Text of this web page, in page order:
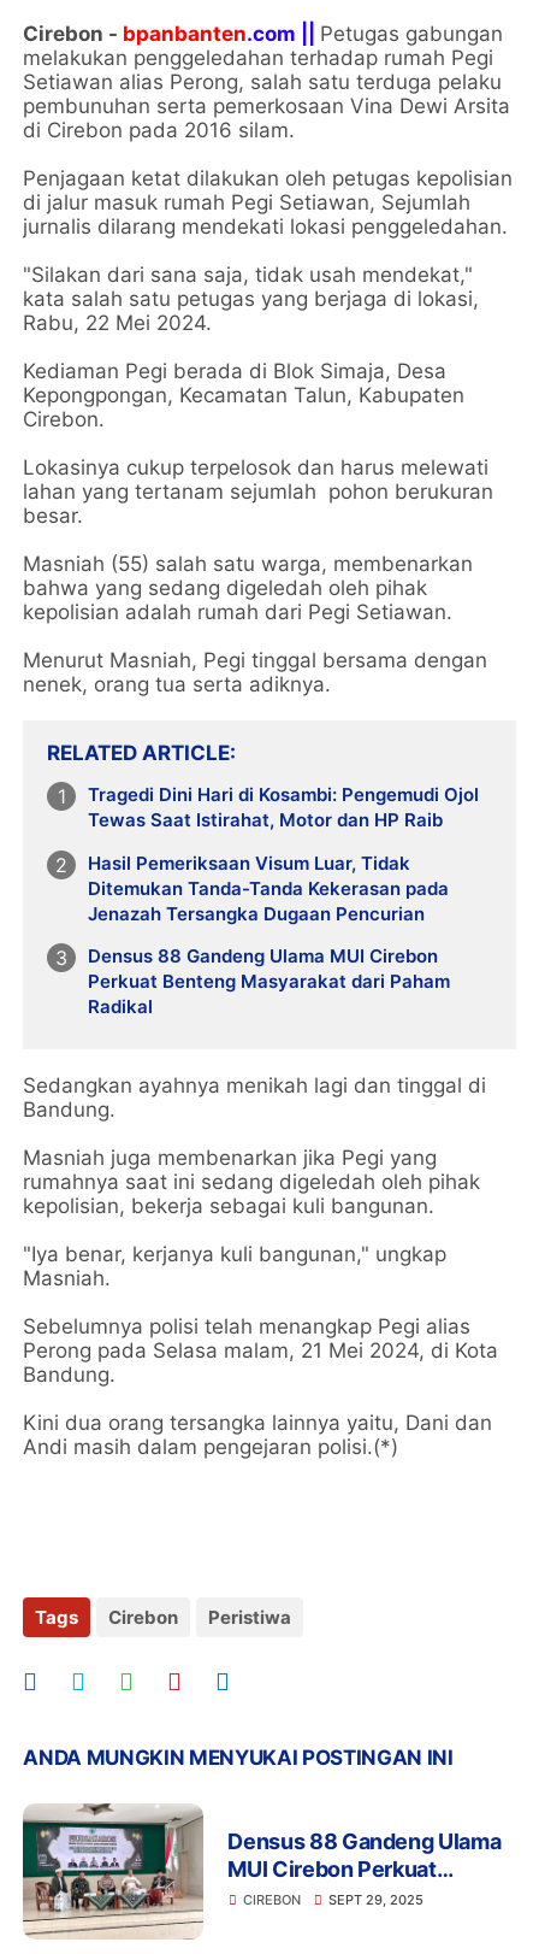
Cirebon - bpanbanten.com || Petugas gabungan
melakukan penggeledahan terhadap rumah Pegi
Setiawan alias Perong, salah satu terduga pelaku
pembunuhan serta pemerkosaan Vina Dewi Arsita
di Cirebon pada 2016 silam.
Penjagaan ketat dilakukan oleh petugas kepolisian
di jalur masuk rumah Pegi Setiawan, Sejumlah
jurnalis dilarang mendekati lokasi penggeledahan.
"Silakan dari sana saja, tidak usah mendekat,"
kata salah satu petugas yang berjaga di lokasi,
Rabu, 22 Mei 2024.
Kediaman Pegi berada di Blok Simaja, Desa
Kepongpongan, Kecamatan Talun, Kabupaten
Cirebon.
Lokasinya cukup terpelosok dan harus melewati
lahan yang tertanam sejumlah pohon berukuran
besar.
Masniah (55) salah satu warga, membenarkan
bahwa yang sedang digeledah oleh pihak
kepolisian adalah rumah dari Pegi Setiawan.
Menurut Masniah, Pegi tinggal bersama dengan
nenek, orang tua serta adiknya.
RELATED ARTICLE
Tragedi Dini Hari di Kosambi: Pengemudi Ojol
Tewas Saat Istirahat, Motor dan HP Raib
Hasil Pemeriksaan Visum Luar, Tidak
Ditemukan Tanda-Tanda Kekerasan pada
Jenazah Tersangka Dugaan Pencurian
Densus 88 Gandeng Ulama MUI Cirebon
Perkuat Benteng Masyarakat dari Paham
Radikal
Sedangkan ayahnya menikah lagi dan tinggal di
Bandung.
Masniah juga membenarkan jika Pegi yang
rumahnya saat ini sedang digeledah oleh pihak
kepolisian, bekerja sebagai kuli bangunan.
"Iya benar, kerjanya kuli bangunan," ungkap
Masniah.
Sebelumnya polisi telah menangkap Pegi alias
Perong pada Selasa malam, 21 Mei 2024, di Kota
Bandung.
Kini dua orang tersangka lainnya yaitu, Dani dan
Andi masih dalam pengejaran polisi.(*)
Tags Cirebon Peristiwa
ANDA MUNGKIN MENYUKAI POSTINGAN INI
Densus 88 Gandeng Ulama
MUI Cirebon Perkuat
Benteng Masyarakat dari
CIREBON SEPT 29, 2025